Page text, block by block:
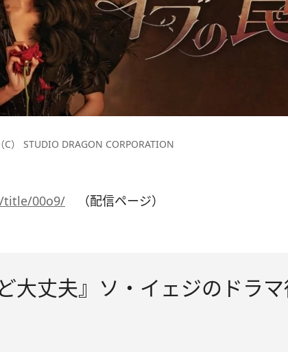
C） STUDIO DRAGON CORPORATION
title/00o9/ （配信ページ）
大丈夫』ソ・イェジのドラ